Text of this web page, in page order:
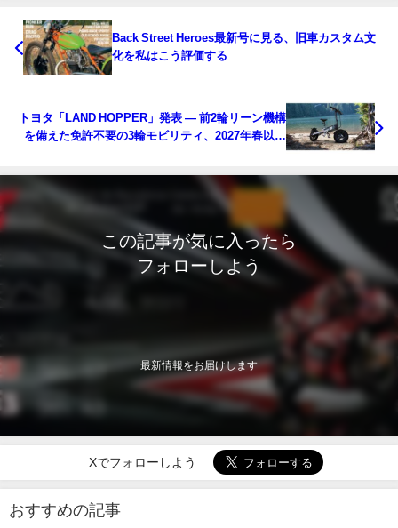
Back Street Heroes最新号に見る、旧車カスタム文
化を私はこう評価する
トヨタ「LAND HOPPER」発表 ― 前2輪リーン機構
を備えた免許不要の3輪モビリティ、2027年春以降
この記事が気に入ったら
フォローしよう
最新情報をお届けします
Xでフォローしよう
おすすめの記事